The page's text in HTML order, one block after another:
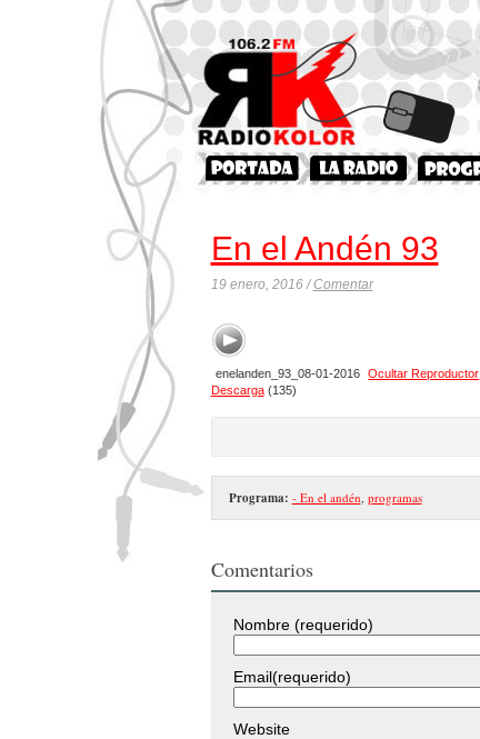
En el Andén 93
19 enero, 2016 /Comentar
enelanden_93_08-01-2016 Ocultar Reproductor
Descarga(135)
Programa: - En el andén programas
Comentarios
Nombre (requerido)
Email(requerido)
Website